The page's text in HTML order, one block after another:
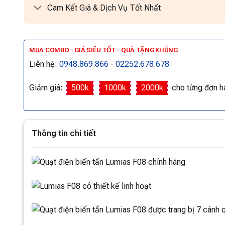
Cam Kết Giá & Dịch Vụ Tốt Nhất
MUA COMBO - GIÁ SIÊU TỐT - QUÀ TẶNG KHỦNG
Liên hệ: 0948.869.866 - 02252.678.678
Giảm giá: 500k 1000k 2000k cho từng đơn
Thông tin chi tiết